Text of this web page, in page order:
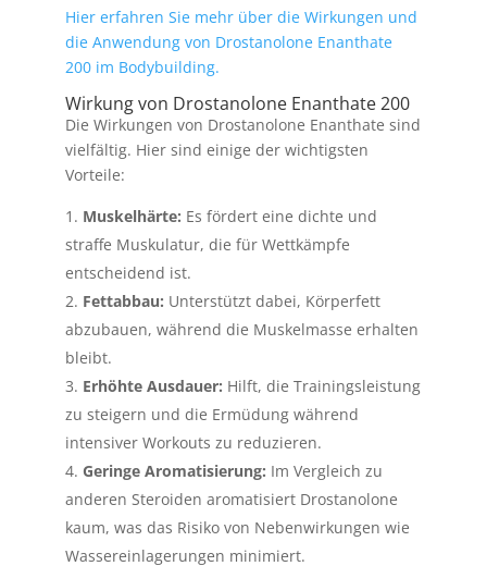
Hier erfahren Sie mehr über die Wirkungen und
die Anwendung von Drostanolone Enanthate
200 im Bodybuilding.
Wirkung von Drostanolone Enanthate 200
Die Wirkungen von Drostanolone Enanthate sind
vielfältig. Hier sind einige der wichtigsten
Vorteile:
Muskelhärte: Es fördert eine dichte und
straffe Muskulatur, die für Wettkämpfe
entscheidend ist.
Fettabbau: Unterstützt dabei, Körperfett
abzubauen, während die Muskelmasse erhalten
bleibt.
Erhöhte Ausdauer: Hilft, die Trainingsleistung
zu steigern und die Ermüdung während
intensiver Workouts zu reduzieren.
Geringe Aromatisierung: Im Vergleich zu
anderen Steroiden aromatisiert Drostanolone
kaum, was das Risiko von Nebenwirkungen wie
Wassereinlagerungen minimiert.